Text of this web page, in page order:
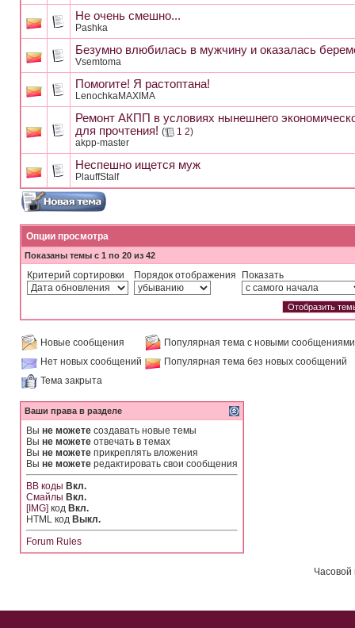
Не очень смешно...
Pashka
Безумно влюбилась в мужчину и оказалась
Vsemtoma
Помогите! Я растоптана!
LenochkaMAXIMA
Ремонт АКПП в условиях нынешнего
для прочтения! ( 1 2)
akpp-master
Неспешно ищется муж
PlauffStalf
Опции просмотра
Показаны темы с 1 по 20 из 42
Критерий сортировки Порядок отображения Показать
Новые сообщения
Популярная тема с новыми сообщениями
Нет новых сообщений
Популярная тема без новых сообщений
Тема закрыта
Ваши права в разделе
Вы не можете создавать новые темы
Вы не можете отвечать в темах
Вы не можете прикреплять вложения
Вы не можете редактировать свои сообщения
BB коды Вкл.
Смайлы Вкл.
[IMG] код Вкл.
HTML код Выкл.
Forum Rules
Часовой